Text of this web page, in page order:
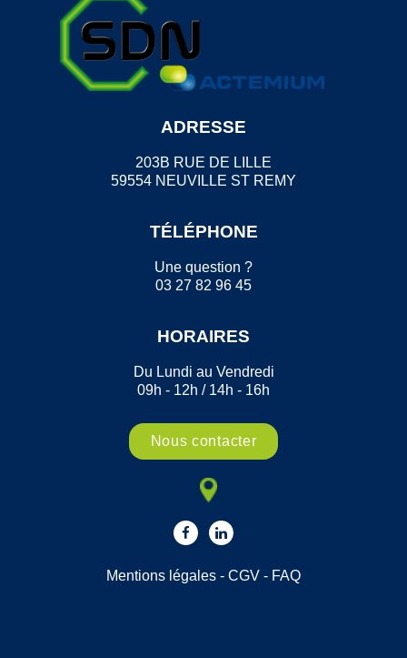
ADRESSE
203B RUE DE LILLE
59554 NEUVILLE ST REMY
TÉLÉPHONE
Une question ?
03 27 82 96 45
HORAIRES
Du Lundi au Vendredi
09h - 12h / 14h - 16h
Nous contacter
Mentions légales - CGV - FAQ